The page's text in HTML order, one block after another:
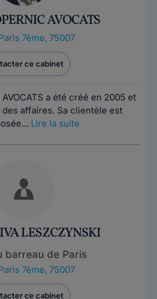
AVOCATS
7ème, 75007
ce cabinet
AVOCATS a été créé en 2005 et
affaires. Sa clientèle est
Lire la suite
LESZCZYNSKI
barreau de Paris
7ème, 75007
ce cabinet